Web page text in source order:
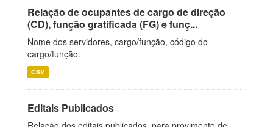
Relação de ocupantes de cargo de direção
(CD), função gratificada (FG) e funç...
Nome dos servidores, cargo/função, código do
cargo/função.
CSV
Editais Publicados